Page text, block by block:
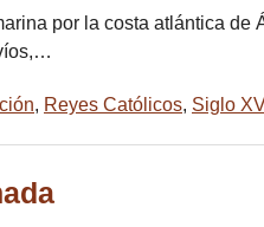
por la costa atlántica de
, Reyes Católicos, Siglo XV